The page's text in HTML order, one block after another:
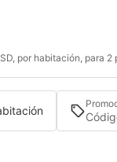
por habitación, para